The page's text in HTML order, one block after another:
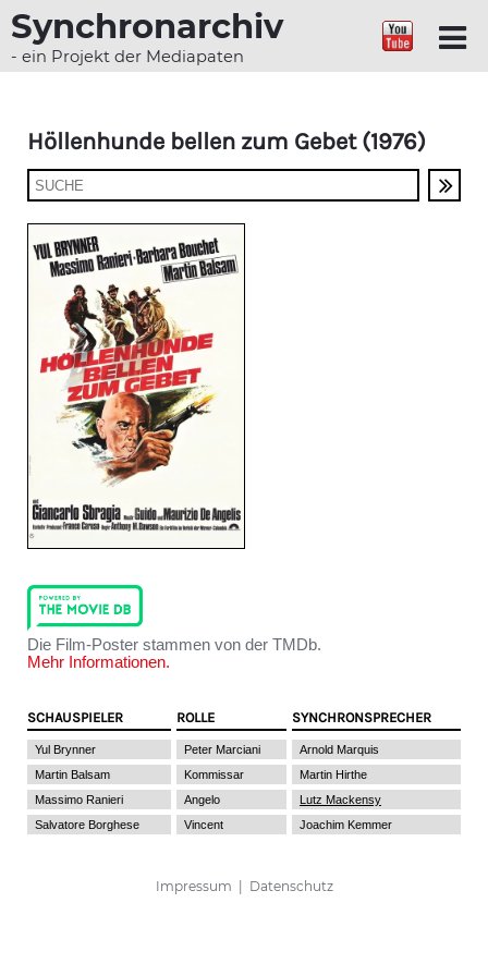
Synchronarchiv
- ein Projekt der Mediapaten
Höllenhunde bellen zum Gebet (1976)
Die Film-Poster stammen von der TMDb.
Mehr Informationen.
SCHAUSPIELER ROLLE SYNCHRONSPRECHER
Yul Brynner Peter Marciani
Arnold Marquis
Martin Balsam
Kommissar
Martin Hirthe
Massimo Ranieri
Angelo
Lutz Mackensy
Salvatore Borghese
Vincent Joachim Kemmer
Impressum Datenschutz